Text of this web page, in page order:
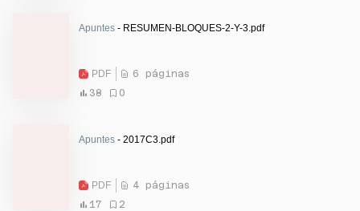
Apuntes - RESUMEN-BLOQUES-2-Y-3.pdf
PDF
6 páginas
38
0
Apuntes - 2017C3.pdf
PDF
4 páginas
17
2